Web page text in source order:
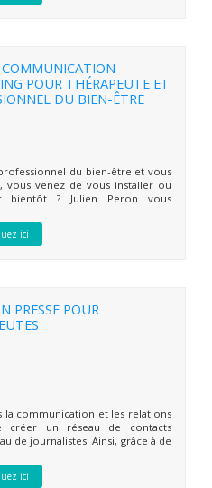
COMMUNICATION-
POUR THÉRAPEUTE ET
DU BIEN-ÊTRE
du bien-être et vous
vous venez de vous installer ou
bientôt ? Julien Peron vous
ici
PRESSE POUR
la communication et les relations
créer un réseau de contacts
de journalistes. Ainsi, grâce à de
ici